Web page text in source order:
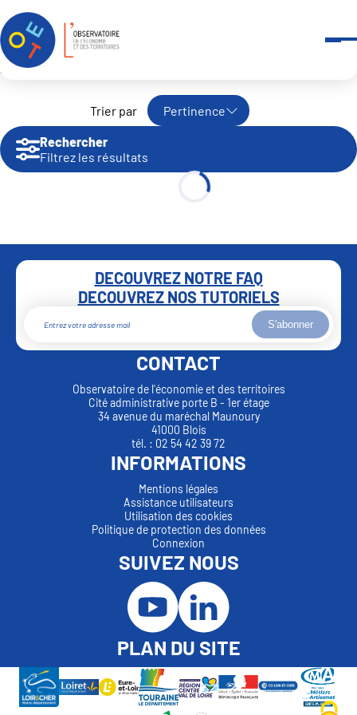
Accueil Recherche avancée
Pertinence
Rechercher
Filtrez les résultats
DECOUVREZ NOTRE FAQ
DECOUVREZ NOS TUTORIELS
S'abonner
CONTACT
Observatoire de l'économie et des territoires
Cité administrative porte B - 1er étage
34 avenue du maréchal Maunoury
41000 Blois
tél. : 02 54 42 39 72
INFORMATIONS
Mentions légales
Assistance utilisateurs
Utilisation des cookies
Politique de protection des données
Connexion
SUIVEZ NOUS
PLAN DU SITE